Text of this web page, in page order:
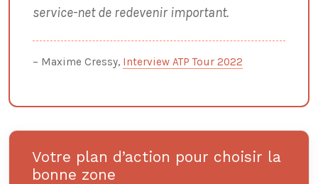
service-net de redevenir important.
– Maxime Cressy, Interview ATP Tour 2022
Votre plan d’action pour choisir la
bonne zone